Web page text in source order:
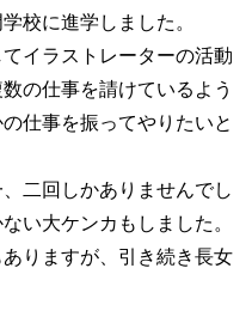
校に進学しました。
イラストレーターの活動
の仕事を請けているよう
仕事を振ってやりたいと
二回しかありませんでし
い大ケンカもしました。
りますが、引き続き長女